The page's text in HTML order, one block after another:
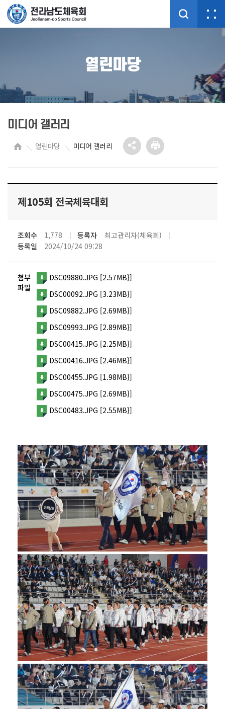
열린마당
미디어 갤러리
열린마당 미디어 갤러리
제105회 전국체육대회
조회수 1,778 등록자
최고관리자(체육회)
등록일
2024/10/24 09:28
첨부
파일
DSC09880.JPG [2.57MB}]
DSC00092.JPG [3.23MB}]
DSC09882.JPG [2.69MB}]
DSC09993.JPG [2.89MB}]
DSC00415.JPG [2.25MB}]
DSC00416.JPG [2.46MB}]
DSC00455.JPG [1.98MB}]
DSC00475.JPG [2.69MB}]
DSC00483.JPG [2.55MB}]